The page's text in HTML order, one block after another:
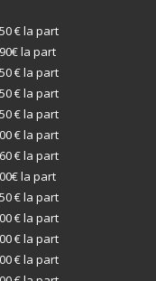
€ la part
la part
€ la part
€ la part
€ la part
€ la part
€ la part
la part
€ la part
€ la part
€ la part
€ la part